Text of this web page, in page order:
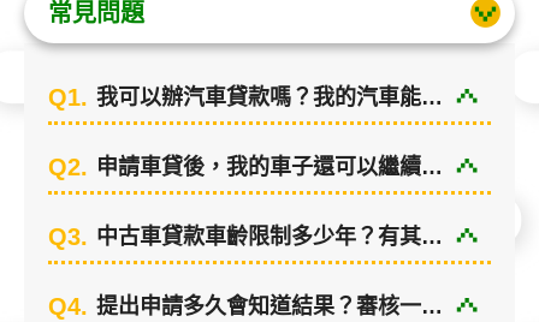
便利貸
常見問題
Q1. 我可以辦汽車貸款嗎？我的汽車能貸多少錢？
Q2. 申請車貸後，我的車子還可以繼續使用嗎？
Q3. 中古車貸款車齡限制多少年？有其他什麼限制？
Q4. 提出申請多久會知道結果？審核一定會通過嗎？